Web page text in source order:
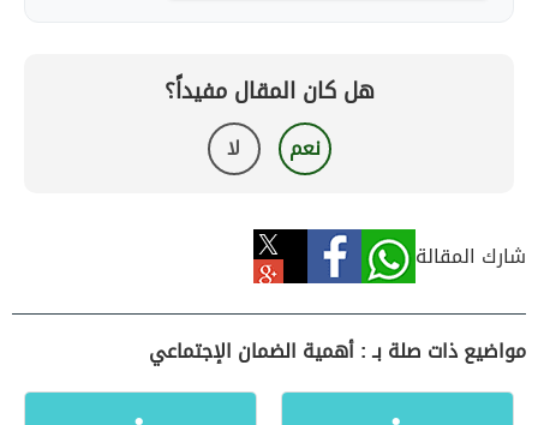
هل كان المقال مفيداً؟
نعم لا
شارك المقالة
مواضيع ذات صلة بـ : أهمية الضمان الإجتماعي